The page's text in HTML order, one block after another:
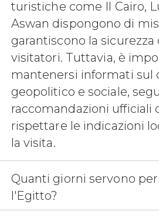
turistiche come Il Cairo,
Aswan dispongono di
garantiscono la sicurezza
visitatori. Tuttavia, è
mantenersi informati sul
geopolitico e sociale,
raccomandazioni ufficiali
rispettare le indicazioni
la visita.
Quanti giorni servono
l'Egitto?